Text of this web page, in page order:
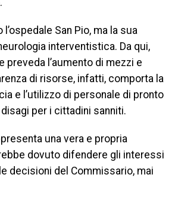
San Pio, ma la sua
interventistica. Da qui,
preveda l’aumento di mezzi e
di risorse, infatti, comporta la
e l’utilizzo di personale di pronto
per i cittadini sanniti.
una vera e propria
dovuto difendere gli interessi
decisioni del Commissario, mai